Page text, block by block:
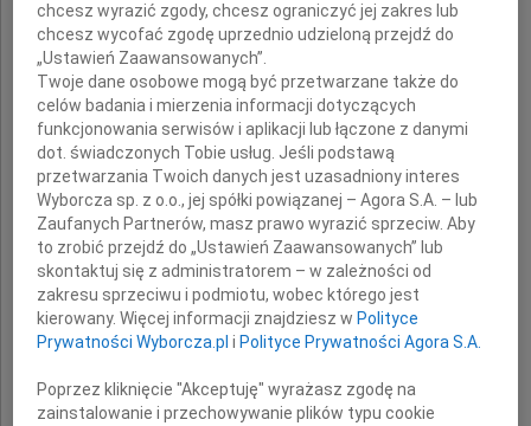
Z głębokim smutkiem żegnamy
Małgorzatę
Dąbrowską-Wajdę
Sędziego Sądu Okręgowego we Wrocławiu
w stanie spoczynku.
Wyrazy głębokiego współczucia
Rodzinie
składają
chcesz wyrazić zgody, chcesz ograniczyć jej zakres lub
chcesz wycofać zgodę uprzednio udzieloną przejdź do
„Ustawień Zaawansowanych”.
Twoje dane osobowe mogą być przetwarzane także do
celów badania i mierzenia informacji dotyczących
funkcjonowania serwisów i aplikacji lub łączone z danymi
dot. świadczonych Tobie usług. Jeśli podstawą
przetwarzania Twoich danych jest uzasadniony interes
Wyborcza sp. z o.o., jej spółki powiązanej – Agora S.A. – lub
Zaufanych Partnerów, masz prawo wyrazić sprzeciw. Aby
to zrobić przejdź do „Ustawień Zaawansowanych” lub
skontaktuj się z administratorem – w zależności od
zakresu sprzeciwu i podmiotu, wobec którego jest
kierowany. Więcej informacji znajdziesz w Polityce
Prywatności Wyborcza.pl i Polityce Prywatności Agora S.A.
Poprzez kliknięcie "Akceptuję" wyrażasz zgodę na
zainstalowanie i przechowywanie plików typu cookie